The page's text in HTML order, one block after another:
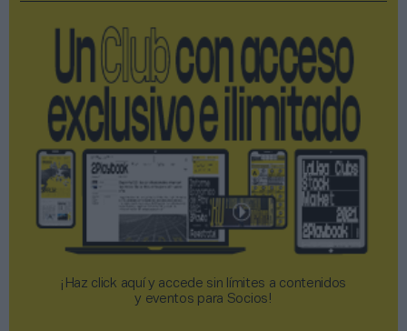
¡Haz click aquí y accede sin límites a contenidos
y eventos para Socios!​​​​​​​